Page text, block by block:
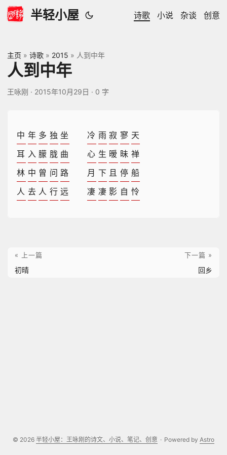
半轻小屋 诗歌 小说 杂谈 创意
主页 » 诗歌 » 2015 » 人到中年
人到中年
王咏刚 · 2015年10月29日 · 0 字
中 年 多 独 坐 冷 雨 寂 寥 天
耳 入 朦 胧 曲 心 生 暧 昧 禅
林 中 曾 问 路 月 下 且 停 船
人 去 人 行 远 凄 凄 影 自 怜
« 上一篇
初晴
下一篇 »
回乡
© 2026 半轻小屋：王咏刚的诗文、小说、笔记、创意 · Powered by Astro